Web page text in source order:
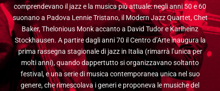
comprendevano il jazz e la musica più attuale: negli anni 50 e 60
suonano a Padova Lennie Tristano, il Modern Jazz Quartet, Chet
Baker, Thelonious Monk accanto a David Tudor e Karlheinz
Stockhausen. A partire dagli anni 70 il Centro d’Arte inaugura la
prima rassegna stagionale di jazz in Italia (rimarrà l’unica per
molti anni), quando dappertutto si organizzavano soltanto
festival, e una serie di musica contemporanea unica nel suo
genere, che rimescolava i generi e proponeva le musiche del